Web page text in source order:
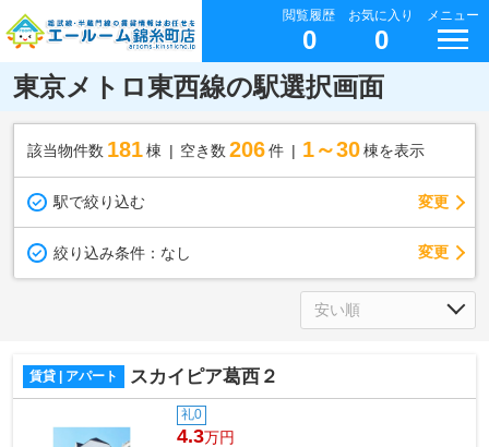
閲覧履歴
0
お気に入り
0
メニュー
東京メトロ東西線の駅選択画面
該当物件数 181棟 空き数 206 件 1～30 棟を表示
駅で絞り込む 変更
絞り込み条件： なし 変更
賃貸 | アパート スカイピア葛西２
礼0
4.3万円